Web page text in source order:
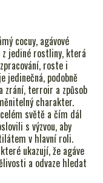
cocuy, agávové
jediné rostliny, která
roste i
jedinečná, podobně
zrání, terroir a způsob
charakter.
světě a čím dál
s výzvou, aby
v hlavní roli.
ukazují, že agáve
a odvaze hledat